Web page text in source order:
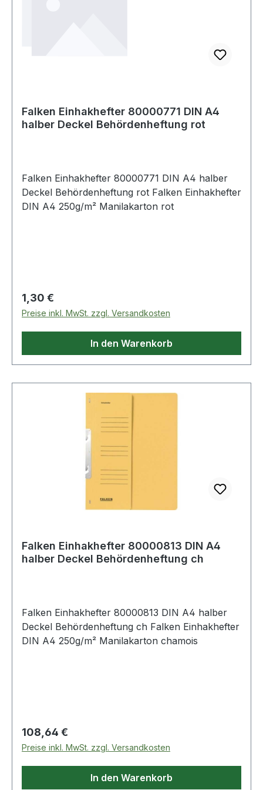
Falken Einhakhefter 80000771 DIN A4
halber Deckel Behördenheftung rot
Falken Einhakhefter 80000771 DIN A4 halber
Deckel Behördenheftung rot Falken Einhakhefter
DIN A4 250g/m² Manilakarton rot
Regulärer Preis:
1,30 €
Preise inkl. MwSt. zzgl. Versandkosten
In den Warenkorb
Falken Einhakhefter 80000813 DIN A4
halber Deckel Behördenheftung ch
Falken Einhakhefter 80000813 DIN A4 halber
Deckel Behördenheftung ch Falken Einhakhefter
DIN A4 250g/m² Manilakarton chamois
Regulärer Preis:
108,64 €
Preise inkl. MwSt. zzgl. Versandkosten
In den Warenkorb